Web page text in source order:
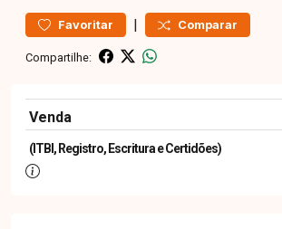
Favoritar | Comparar
Compartilhe:
Venda
(ITBI, Registro, Escritura e Certidões)